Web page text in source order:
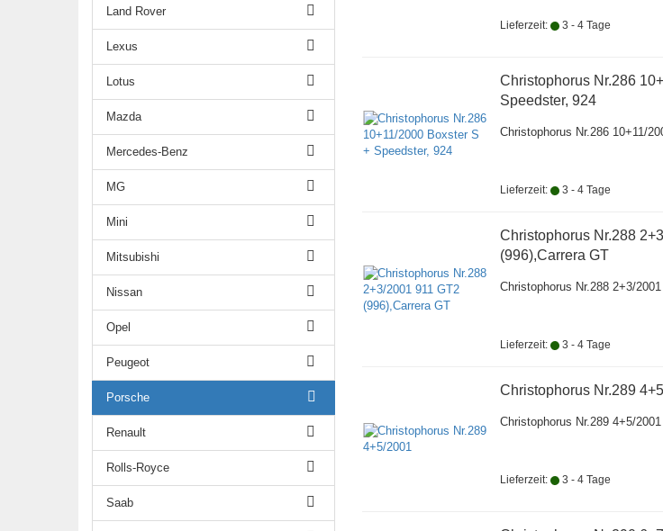
Lieferzeit: 3 - 4 Tage
Christophorus Nr.286
Speedster, 924
Christophorus Nr.286 10+11/
Lieferzeit: 3 - 4 Tage
Christophorus Nr.288
(996),Carrera GT
Christophorus Nr.288 2+3/
Lieferzeit: 3 - 4 Tage
Christophorus Nr.289
Christophorus Nr.289 4+5/
Lieferzeit: 3 - 4 Tage
Land Rover
Lexus
Lotus
Mazda
Mercedes-Benz
MG
Mini
Mitsubishi
Nissan
Opel
Peugeot
Porsche
Renault
Rolls-Royce
Saab